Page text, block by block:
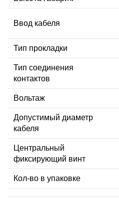
Ввод кабеля
Тип прокладки
Тип соединения
контактов
Вольтаж
Допустимый диаметр
кабеля
Центральный
фиксирующий винт
Кол-во в упаковке